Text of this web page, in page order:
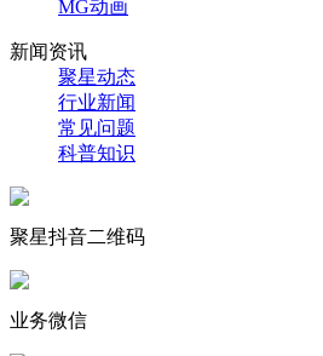
MG动画
新闻资讯
聚星动态
行业新闻
常见问题
科普知识
聚星抖音二维码
业务微信